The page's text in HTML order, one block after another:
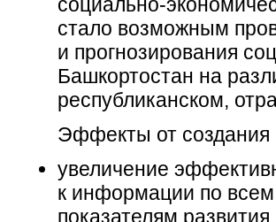
стало возможным
и прогнозирования
Башкортостан на
республиканском,
Эффекты от
увеличение
к информации по
показателям